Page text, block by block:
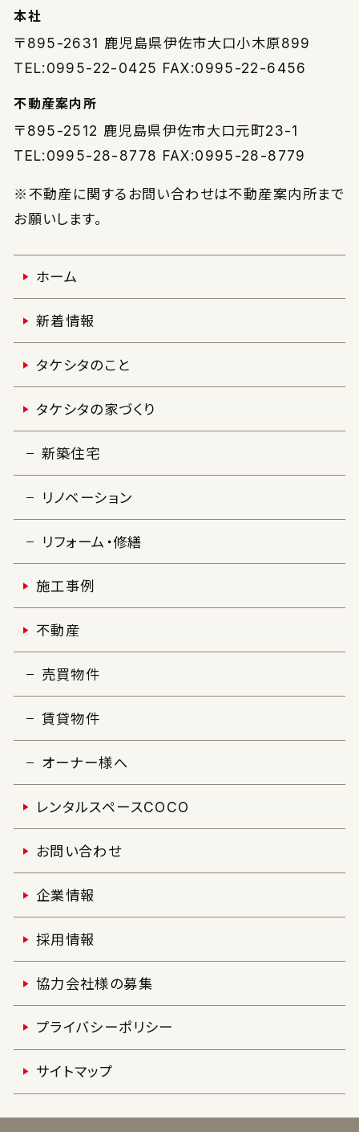
本社
〒895-2631 鹿児島県伊佐市大口小木原899
TEL:0995-22-0425 FAX:0995-22-6456
不動産案内所
〒895-2512 鹿児島県伊佐市大口元町23-1
TEL:0995-28-8778 FAX:0995-28-8779
※不動産に関するお問い合わせは不動産案内所まで
お願いします。
ホーム
新着情報
タケシタのこと
タケシタの家づくり
新築住宅
リノベーション
リフォーム・修繕
施工事例
不動産
売買物件
賃貸物件
オーナー様へ
レンタルスペースCOCO
お問い合わせ
企業情報
採用情報
協力会社様の募集
プライバシーポリシー
サイトマップ